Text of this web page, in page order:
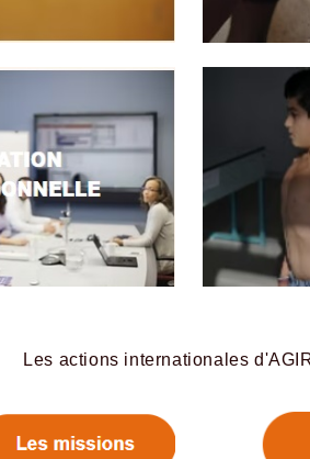
Les actions internationales